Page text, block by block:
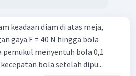
keadaan diam di atas meja,
gaya F = 40 N hingga bola
pemukul menyentuh bola 0,1
bola setelah dipu...